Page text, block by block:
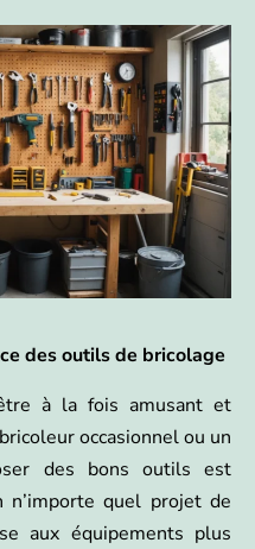
des outils de bricolage
à la fois amusant et
occasionnel ou un
des bons outils est
quel projet de
aux équipements plus